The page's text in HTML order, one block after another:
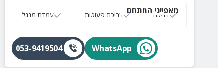
מאפייני המתחם
בריכה בריכת פעוטות עמדת מנגל
WhatsApp
053-9419504